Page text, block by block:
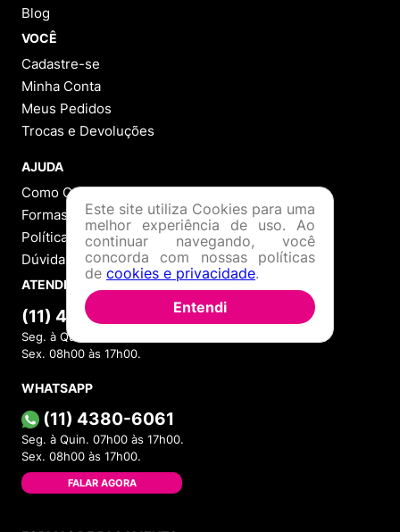
Blog
VOCÊ
Cadastre-se
Minha Conta
Meus Pedidos
Trocas e Devoluções
AJUDA
Como Comprar
Formas de Pagamento
Política de Troca
Dúvidas Frequentes
ATENDIMENTO
(11) 4380-6061
Seg. à Quin. 07h00 às 17h00.
Sex. 08h00 às 17h00.
WHATSAPP
(11) 4380-6061
Seg. à Quin. 07h00 às 17h00.
Sex. 08h00 às 17h00.
FALAR AGORA
Este site utiliza Cookies para uma
melhor experiência de uso. Ao
continuar navegando, você
concorda com nossas políticas
de cookies e privacidade.
Entendi